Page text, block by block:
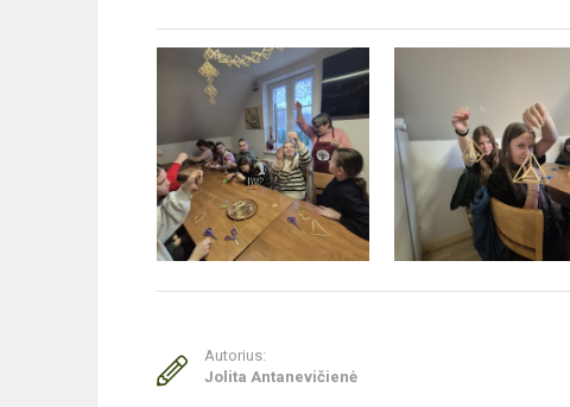
Autorius:
Jolita Antanevičienė